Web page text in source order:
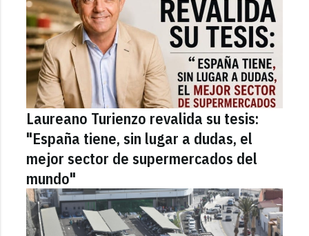
Laureano Turienzo revalida su tesis:
"España tiene, sin lugar a dudas, el
mejor sector de supermercados del
mundo"